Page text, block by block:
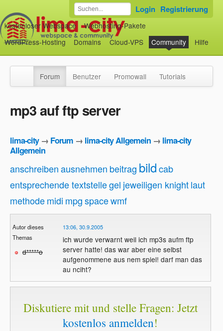
kostenloser Webspace
Webhosting-Pakete
WordPress-Hosting
Domains Cloud-VPS Community Hilfe
Login Registrierung
Forum Benutzer Promowall Tutorials
mp3 auf ftp server
lima-city→ Forum → lima-city Allgemein → lima-city
Allgemein
anschreibenausnehmen beitrag bildcab
entsprechende textstellegel jeweiligen knightlaut
methodemidi mpgspacewmf
Autor dieses
Themas
d*****o
13:06, 30.9.2005
ich wurde verwarnt weil ich mp3s aufm ftp
server hatte! das war aber eine selbst
aufgenommene aus nem spiel! darf man das
au nciht?
Diskutiere mit und stelle Fragen: Jetzt
kostenlos anmelden!